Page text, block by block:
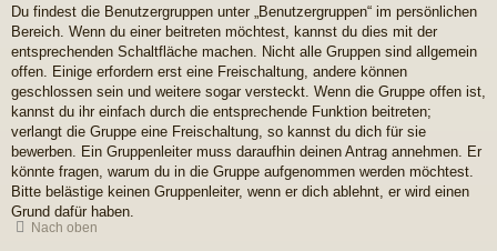
Du findest die Benutzergruppen unter „Benutzergruppen“ im persönlichen
Bereich. Wenn du einer beitreten möchtest, kannst du dies mit der
entsprechenden Schaltfläche machen. Nicht alle Gruppen sind allgemein
offen. Einige erfordern erst eine Freischaltung, andere können
geschlossen sein und weitere sogar versteckt. Wenn die Gruppe offen ist,
kannst du ihr einfach durch die entsprechende Funktion beitreten;
verlangt die Gruppe eine Freischaltung, so kannst du dich für sie
bewerben. Ein Gruppenleiter muss daraufhin deinen Antrag annehmen. Er
könnte fragen, warum du in die Gruppe aufgenommen werden möchtest.
Bitte belästige keinen Gruppenleiter, wenn er dich ablehnt, er wird einen
Grund dafür haben.
Nach oben